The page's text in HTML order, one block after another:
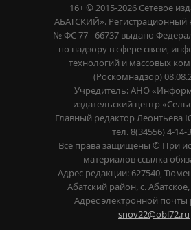
16+ © 2015-2026 Сетевое
АБАТСКИЙ».
№ ФС 77 - 66737 выдано
по надзору в сфере связи,
технологий и массовых
(Роскомнадзор)
Учредитель: АНО
издательский центр
Главный редактор
тел. 8(34556) 4-14-
Все права защищены © При
материалов ссылка
Адрес редакции: 627540,
Абатский район, с.
Адрес электронной почты
snov22@obl72.ru